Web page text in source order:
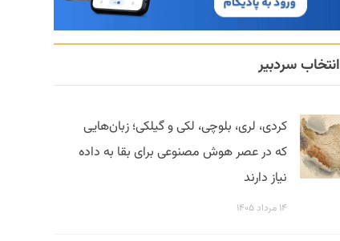
انتخاب سردبیر
کردی، لری، بلوچی، لکی و گیلکی؛ زبان‌هایی
که در عصر هوش مصنوعی برای بقا به داده
نیاز دارند
۱۴ مرداد ۱۴۰۵